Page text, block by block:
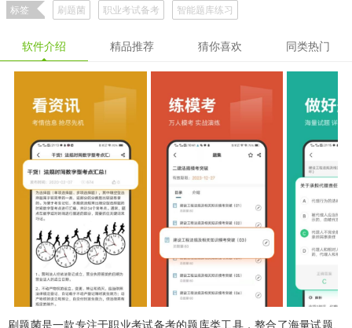
标签 刷题菌 职业考试备考 智能题库练习
软件介绍 精品推荐 猜你喜欢 同类热门
刷题菌是一款专注于职业考试备考的题库类工具，整合了海量试题、